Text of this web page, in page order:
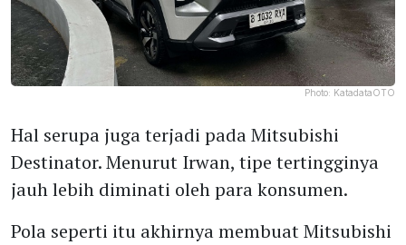
Photo: KatadataOTO
Hal serupa juga terjadi pada Mitsubishi
Destinator. Menurut Irwan, tipe tertingginya
jauh lebih diminati oleh para konsumen.
Pola seperti itu akhirnya membuat Mitsubishi